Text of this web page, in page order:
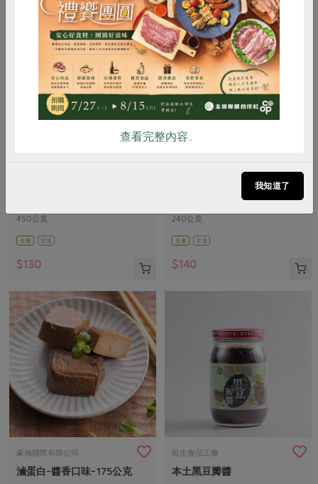
450公克
全素 常溫
$130
黑芝麻麥芽軟糖-240g
240公克
全素 常溫
$140
豪瀚國際有限公司
滷蛋白-醬香口味-175公克
民生食品工廠
本土黑豆瓣醬
惜食 RPET 食譜 減硝酸鹽
雞蛋 食安 共同購買
查看完整內容..
我知道了